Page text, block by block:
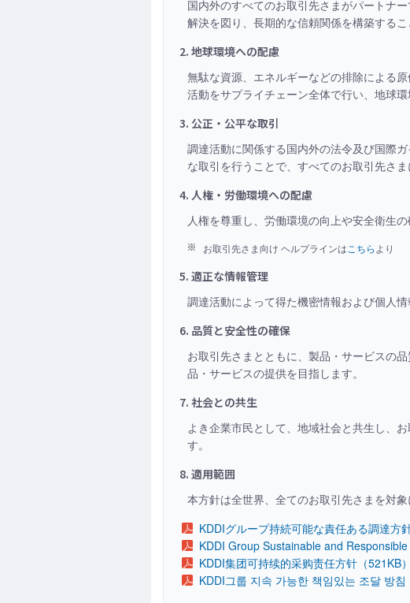
国内外のすべてのお取引先さまがパートナ
解決を図り、長期的な信頼関係を構築する
2. 地球環境への配慮
無駄な資源、エネルギーなどの排除による
活動をサプライチェーン全体で行い、地球
3. 公正・公平な取引
調達活動に関係する国内外の法令及び国際
な取引を行うことで、すべてのお取引先さ
4. 人権・労働環境への配慮
人権を尊重し、労働環境の向上や安全衛生
お取引先さま向け ヘルプラインは こちら より
5. 適正な情報管理
調達活動によって得た機密情報および個人
6. 品質と安全性の確保
お取引先さまとともに、製品・サービスの
品・サービスの提供を目指します。
7. 社会との共生
よき企業市民として、地域社会と共生し、
す。
8. 適用範囲
本方針は全世界、全てのお取引先さまを対象
KDDIグループ持続可能な責任ある調達方
KDDI Group Sustainable and
KDDI集团可持续的采购责任方针 （521KB）
KDDI그룹 지속 가능한 책임있는 조달 방침